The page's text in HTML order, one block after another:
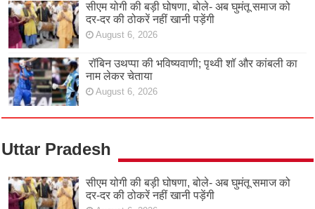
सीएम योगी की बड़ी घोषणा, बोले- अब घुमंतू समाज को
दर-दर की ठोकरें नहीं खानी पड़ेंगी
August 6, 2026
रॉबिन उथप्पा की भविष्यवाणी; पृथ्वी शॉ और कांबली का
नाम लेकर चेताया
August 6, 2026
Uttar Pradesh
सीएम योगी की बड़ी घोषणा, बोले- अब घुमंतू समाज को
दर-दर की ठोकरें नहीं खानी पड़ेंगी